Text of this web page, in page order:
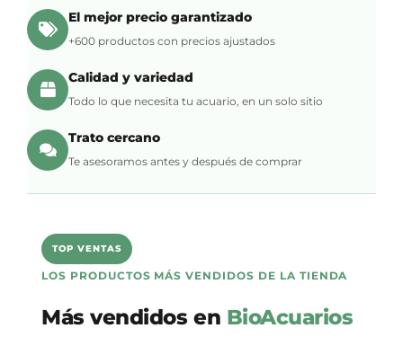
El mejor precio garantizado
+600 productos con precios ajustados
Calidad y variedad
Todo lo que necesita tu acuario, en un solo sitio
Trato cercano
Te asesoramos antes y después de comprar
TOP VENTAS
LOS PRODUCTOS MÁS VENDIDOS DE LA TIENDA
Más vendidos en BioAcuarios